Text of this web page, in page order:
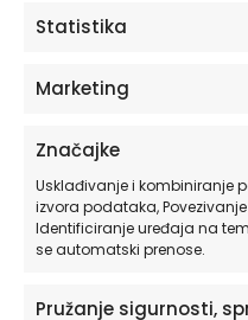
Statistika
Marketing
Značajke
Usklađivanje i kombiniranje
izvora podataka,
Identificiranje uređaja na
se automatski prenose.
Pružanje sigurnosti,
Zidne tapete
RECENZIJE
Još nema
Budite prvi koji će